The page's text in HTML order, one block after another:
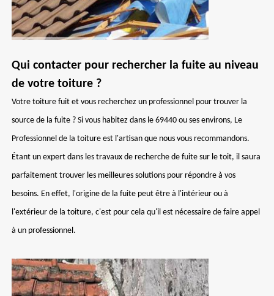
Qui contacter pour rechercher la fuite au niveau
de votre toiture ?
Votre toiture fuit et vous recherchez un professionnel pour trouver la
source de la fuite ? Si vous habitez dans le 69440 ou ses environs, Le
Professionnel de la toiture est l'artisan que nous vous recommandons.
Étant un expert dans les travaux de recherche de fuite sur le toit, il saura
parfaitement trouver les meilleures solutions pour répondre à vos
besoins. En effet, l'origine de la fuite peut être à l'intérieur ou à
l'extérieur de la toiture, c'est pour cela qu'il est nécessaire de faire appel
à un professionnel.